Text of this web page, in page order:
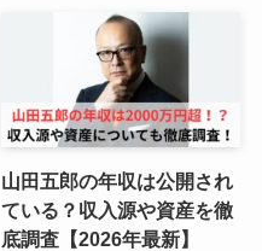
山田五郎の年収は公開され
ている？収入源や資産を徹
底調査【2026年最新】